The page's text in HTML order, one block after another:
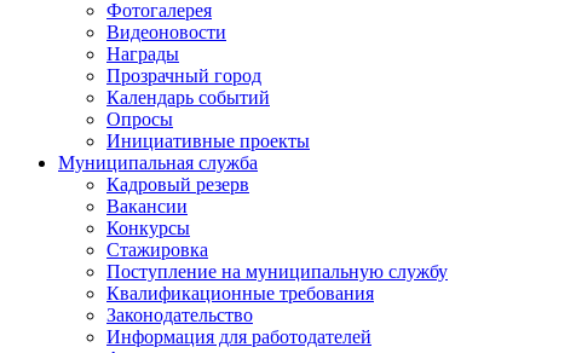
Фотогалерея
Видеоновости
Награды
Прозрачный город
Календарь событий
Опросы
Инициативные проекты
Муниципальная служба
Кадровый резерв
Вакансии
Конкурсы
Стажировка
Поступление на муниципальную службу
Квалификационные требования
Законодательство
Информация для работодателей